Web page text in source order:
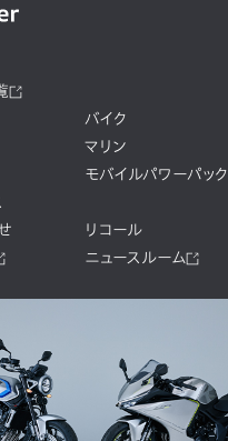
バイク
マリン
モバイルパワーパック
リコール
ニュースルーム